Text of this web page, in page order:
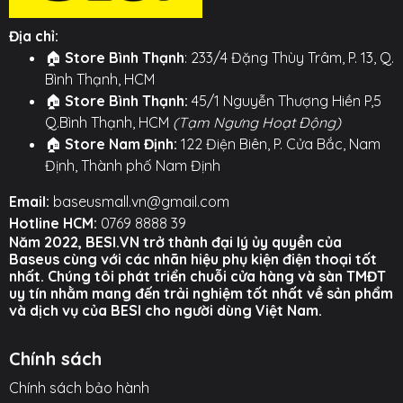
Chỉ có cổng Ln hỗ trợ truyền dữ liệu với máy tính (tốc
độ 480Mbps).
Cổng Micro USB và Type-C chỉ có chức năng sạc.
⚙️ TÍNH NĂNG NỔI BẬT ⚙️
○ Thương hiệu: Baseus
USB, Ln, và Type-C trong cùng một sợi cáp.
○ Cấu trúc siêu bền: Vỏ TPE dày và khớp nối SR được
gia cố giúp chống đứt gãy hiệu quả.
○ Sạc nhiều thiết bị cùng lúc: Hỗ trợ sạc đồng thời 3
máy với tổng dòng điện lên đến 3.5A.
○ Hỗ trợ truyền dữ liệu (cổng Ln): Cho phép sao chép
Địa chỉ:
🏠 Store Bình Thạnh: 233/4 Đặng Thùy Trâm, P. 13, Q.
Bình Thạnh, HCM
🏠 Store Bình Thạnh: 45/1 Nguyễn Thượng Hiền P,5
Q.Bình Thạnh, HCM (Tạm Ngưng Hoạt Động)
🏠 Store Nam Định: 122 Điện Biên, P. Cửa Bắc, Nam
Định, Thành phố Nam Định
Email: baseusmall.vn@gmail.com
Hotline HCM: 0769 8888 39
Năm 2022, BESI.VN trở thành đại lý ủy quyền của
Baseus cùng với các nhãn hiệu phụ kiện điện thoại tốt
nhất. Chúng tôi phát triển chuỗi cửa hàng và sàn TMĐT
uy tín nhằm mang đến trải nghiệm tốt nhất về sản phẩm
và dịch vụ của BESI cho người dùng Việt Nam.
Chính sách
Chính sách bảo hành